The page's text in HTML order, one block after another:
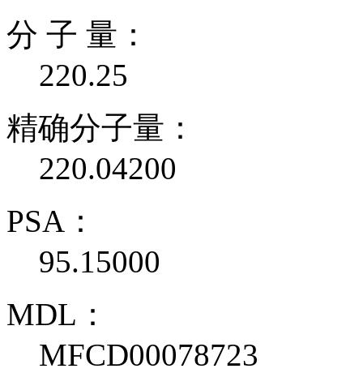
分 子 量：
220.25
精确分子量：
220.04200
PSA：
95.15000
MDL：
MFCD00078723